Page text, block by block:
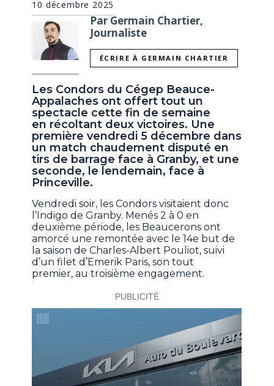
10 décembre 2025
Par Germain Chartier,
Journaliste
ÉCRIRE À GERMAIN CHARTIER
Les Condors du Cégep Beauce-
Appalaches ont offert tout un
spectacle cette fin de semaine
en récoltant deux victoires. Une
première vendredi 5 décembre dans
un match chaudement disputé en
tirs de barrage face à Granby, et une
seconde, le lendemain, face à
Princeville.
Vendredi soir, les Condors visitaient donc
l’Indigo de Granby. Menés 2 à 0 en
deuxième période, les Beaucerons ont
amorcé une remontée avec le 14e but de
la saison de Charles-Albert Pouliot, suivi
d’un filet d’Emerik Paris, son tout
premier, au troisième engagement.